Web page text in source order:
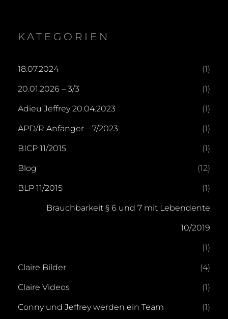
KATEGORIEN
18.07.2024 (1)
20.01.2026 – 3/3 (1)
Adieu Jeffrey 20.04.2023 (1)
APD/R Anfänger – 7/2023 (1)
BICP 11/2015 (1)
Blog (12)
BLP 11/2015 (1)
Brauchbarkeit § 6 und 7 mit Lebendente
10/2019
(1)
Claire Bilder (4)
Claire Videos (1)
Conny und Jeffrey werden ein Team (1)